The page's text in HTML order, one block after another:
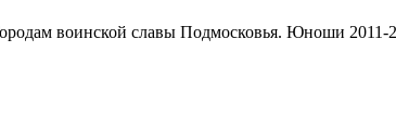
воинской славы Подмосковья. Юноши 2011-